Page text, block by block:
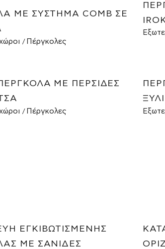
ΜΕ ΣΎΣΤΗΜΑ COMB ΣΕ
Πέργκολες
ΜΕ ΠΕΡΣΊΔΕΣ
Πέργκολες
ΕΓΚΙΒΩΤΙΣΜΈΝΗΣ
ΜΕ ΣΑΝΊΔΕΣ